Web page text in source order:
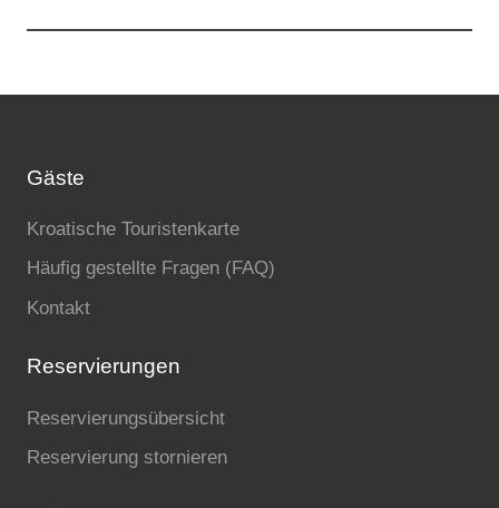
Gäste
Kroatische Touristenkarte
Häufig gestellte Fragen (FAQ)
Kontakt
Reservierungen
Reservierungsübersicht
Reservierung stornieren